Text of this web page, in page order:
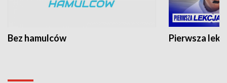
Bez hamulców Pierwsza